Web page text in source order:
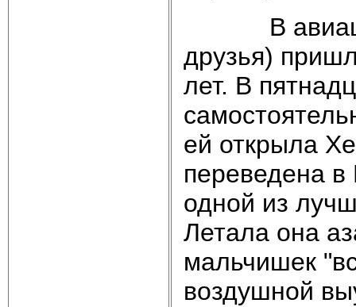
В авиацию
друзья)
лет. В
ей открыла
переведена в
одной из
Летала она
мальчишек
воздушной